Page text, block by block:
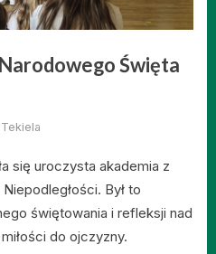
Święta
się uroczysta akademia z
Był to
świętowania i refleksji nad
do ojczyzny.